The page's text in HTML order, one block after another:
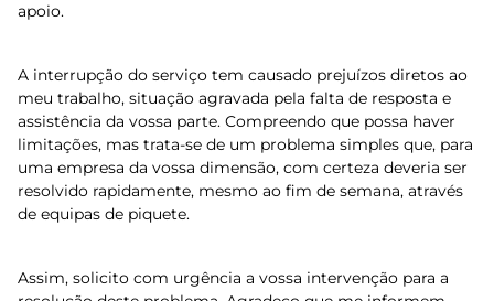
apoio.
A interrupção do serviço tem causado prejuízos diretos ao
meu trabalho, situação agravada pela falta de resposta e
assistência da vossa parte. Compreendo que possa haver
limitações, mas trata-se de um problema simples que, para
uma empresa da vossa dimensão, com certeza deveria ser
resolvido rapidamente, mesmo ao fim de semana, através
de equipas de piquete.
Assim, solicito com urgência a vossa intervenção para a